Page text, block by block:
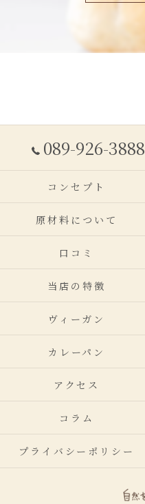
089-926-3888
コンセプト
原材料について
口コミ
当店の特徴
ヴィーガン
カレーパン
アクセス
コラム
プライバシーポリシー